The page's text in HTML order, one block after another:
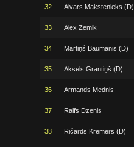
32 Aivars Makstenieks (D)
33 Alex Zemik
34 Mārtiņš Baumanis (D)
35 Aksels Grantiņš (D)
36 Armands Mednis
37 Ralfs Dzenis
38 Ričards Krēmers (D)